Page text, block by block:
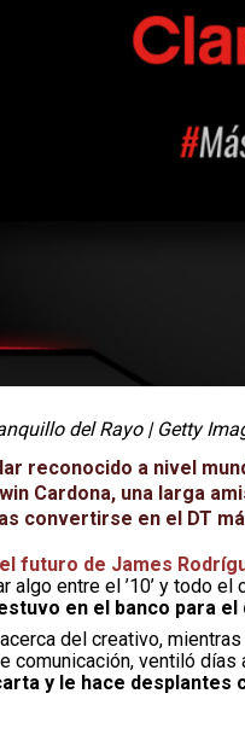
del Rayo | Getty
reconocido a nivel
Cardona, una larga
convertirse en el DT
futuro de James
algo entre el ’10’ y todo
en el banco para
del creativo,
comunicación, ventiló días
y le hace